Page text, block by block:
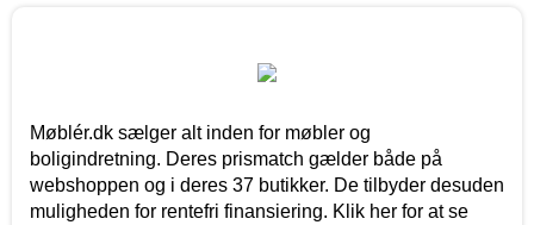
Møblér.dk sælger alt inden for møbler og
boligindretning. Deres prismatch gælder både på
webshoppen og i deres 37 butikker. De tilbyder desuden
muligheden for rentefri finansiering. Klik her for at se